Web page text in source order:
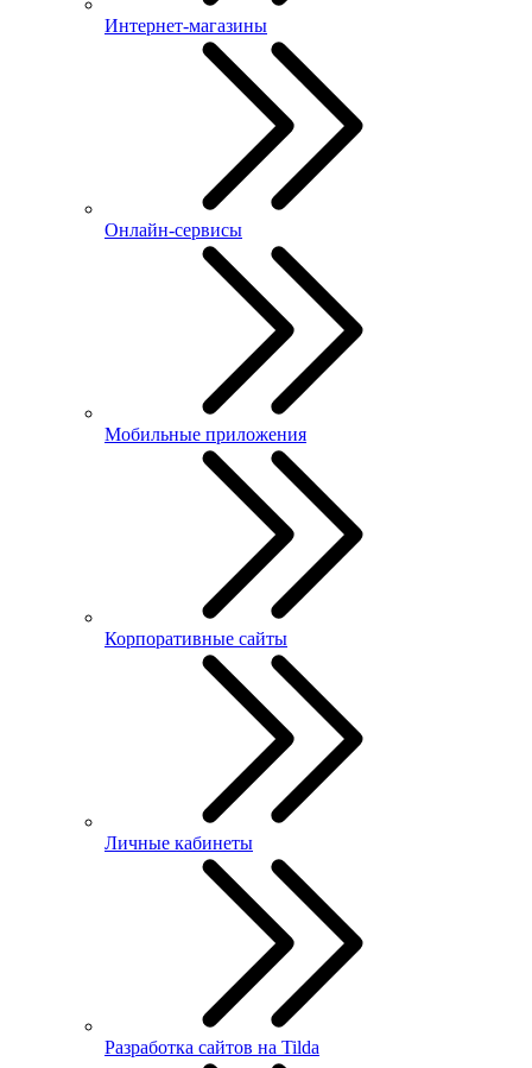
Интернет-магазины
Онлайн-сервисы
Мобильные приложения
Корпоративные сайты
Личные кабинеты
Разработка сайтов на Tilda